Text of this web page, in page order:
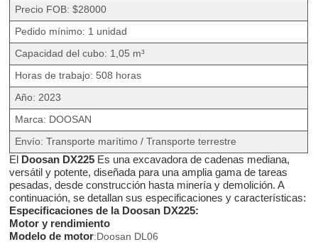
Precio FOB: $28000
Pedido mínimo: 1 unidad
Capacidad del cubo: 1,05 m³
Horas de trabajo: 508 horas
Año: 2023
Marca: DOOSAN
Envío: Transporte marítimo / Transporte terrestre
El Doosan DX225 Es una excavadora de cadenas mediana,
versátil y potente, diseñada para una amplia gama de tareas
pesadas, desde construcción hasta minería y demolición. A
continuación, se detallan sus especificaciones y características:
Especificaciones de la Doosan DX225:
Motor y rendimiento
Modelo de motor:Doosan DL06